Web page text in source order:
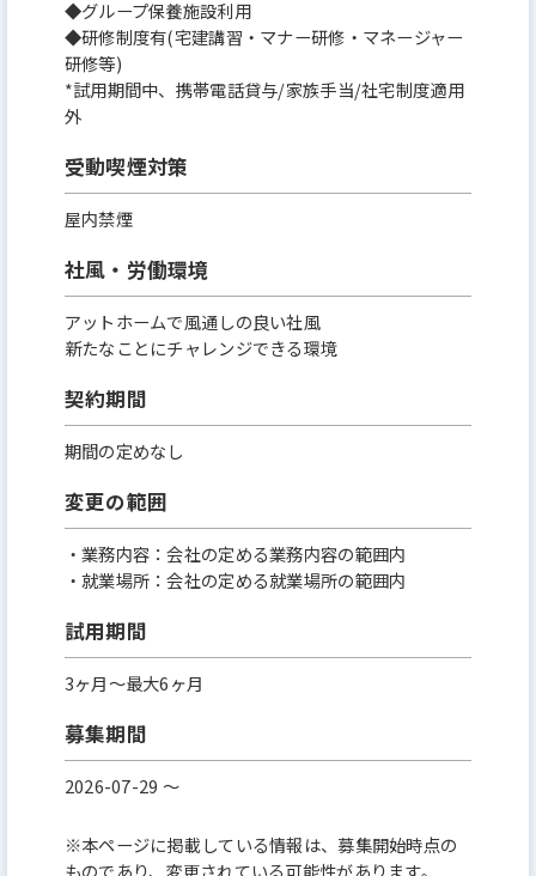
◆グループ保養施設利用
◆研修制度有(宅建講習・マナー研修・マネージャー
研修等)
*試用期間中、携帯電話貸与/家族手当/社宅制度適用
外
受動喫煙対策
屋内禁煙
社風・労働環境
アットホームで風通しの良い社風
新たなことにチャレンジできる環境
契約期間
期間の定めなし
変更の範囲
・業務内容：会社の定める業務内容の範囲内
・就業場所：会社の定める就業場所の範囲内
試用期間
3ヶ月～最大6ヶ月
募集期間
2026-07-29 〜
※本ページに掲載している情報は、募集開始時点の